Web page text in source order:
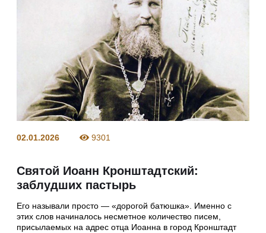
02.01.2026 9301
Святой Иоанн Кронштадтский:
заблудших пастырь
Его называли просто — «дорогой батюшка». Именно с
этих слов начиналось несметное количество писем,
присылаемых на адрес отца Иоанна в город Кронштадт